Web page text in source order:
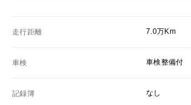
走行距離 7.0万Km
車検 車検整備付
記録簿 なし